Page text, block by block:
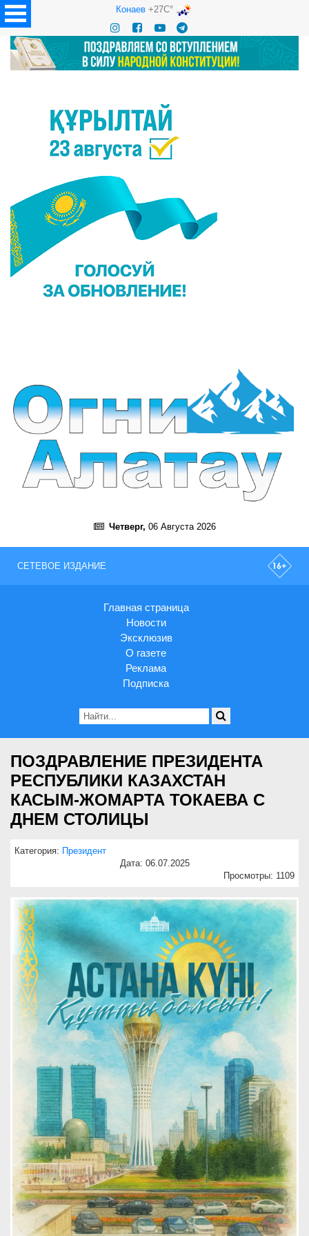
Конаев+27C°
Четверг, 06 Августа 2026
СЕТЕВОЕ ИЗДАНИЕ
Главная страница
Новости
Эксклюзив
О газете
Реклама
Подписка
ПОЗДРАВЛЕНИЕ ПРЕЗИДЕНТА
РЕСПУБЛИКИ КАЗАХСТАН
КАСЫМ-ЖОМАРТА ТОКАЕВА С
ДНЕМ СТОЛИЦЫ
Категория: Президент
Дата: 06.07.2025
Просмотры: 1109